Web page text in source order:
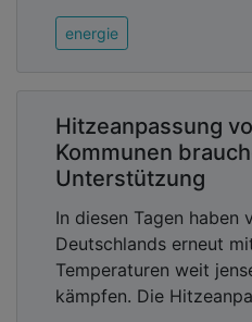
energie
Hitzeanpassung
Kommunen
Unterstützung
In diesen Tagen haben
Deutschlands erneut
Temperaturen weit
kämpfen. Die